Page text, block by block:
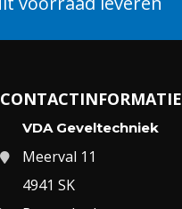
CONTACTINFORMATIE
VDA Geveltechniek
Meerval 11
4941 SK